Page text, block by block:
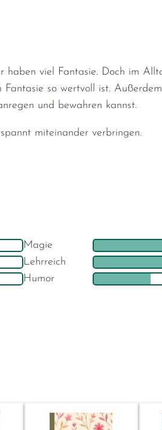
viel Fantasie. Doch im
so wertvoll ist.
und bewahren kannst.
miteinander verbringen.
Magie
Lehrreich
Humor